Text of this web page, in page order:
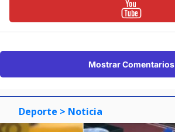
Mostrar Comentarios
Deporte > Noticia